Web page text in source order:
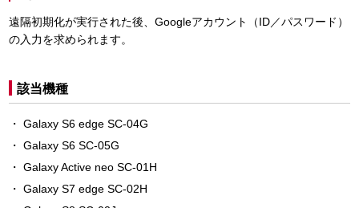
遠隔初期化が実行された後、Googleアカウント（ID／パスワード）
の入力を求められます。
該当機種
Galaxy S6 edge SC-04G
Galaxy S6 SC-05G
Galaxy Active neo SC-01H
Galaxy S7 edge SC-02H